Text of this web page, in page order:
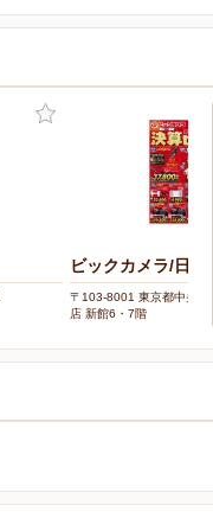
ビックカメラ/日本
〒103-8001 東京都中央区
店 新館6・7階